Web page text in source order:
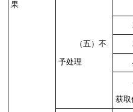
果
（五）不
予处理
获取